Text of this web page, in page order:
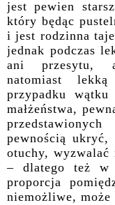
jest pewien
który będąc
i jest rodzinna
jednak podczas
ani przesytu,
natomiast
przypadku
małżeństwa,
pewnością ukryć,
otuchy, wyzwalać
– dlatego też w
proporcja
niemożliwe, może